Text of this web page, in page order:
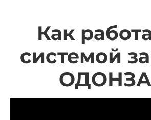
Как
системой